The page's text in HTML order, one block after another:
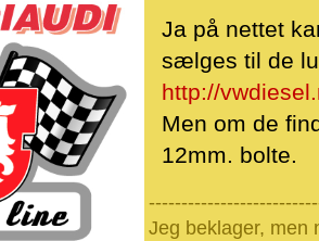
Ja på nettet
sælges til de
http://
Men om de
12mm. bolte.
Jeg beklager, men